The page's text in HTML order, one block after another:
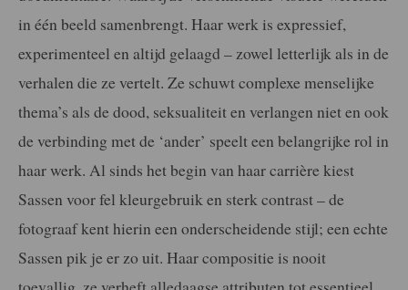
in één beeld samenbrengt. Haar werk is expressief,
experimenteel en altijd gelaagd – zowel letterlijk als in de
verhalen die ze vertelt. Ze schuwt complexe menselijke
thema’s als de dood, seksualiteit en verlangen niet en ook
de verbinding met de ‘ander’ speelt een belangrijke rol in
haar werk. Al sinds het begin van haar carrière kiest
Sassen voor fel kleurgebruik en sterk contrast – de
fotograaf kent hierin een onderscheidende stijl; een echte
Sassen pik je er zo uit. Haar compositie is nooit